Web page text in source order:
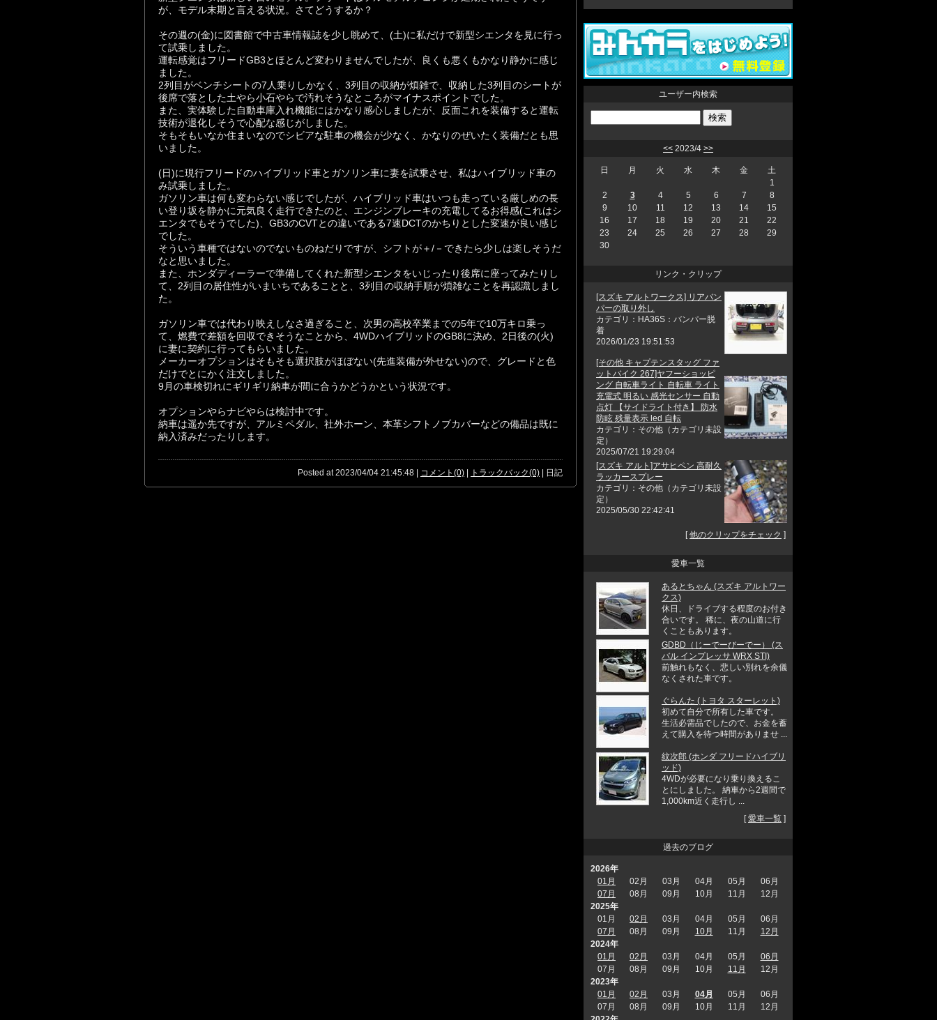
が、モデル末期と言える状況。さてどうするか？
その週の(金)に図書館で中古車情報誌を少し眺めて、(土)に私だけで新型シエンタを見に行っ
て試乗しました。
運転感覚はフリードGB3とほとんど変わりませんでしたが、良くも悪くもかなり静かに感じ
ました。
2列目がベンチシートの7人乗りしかなく、3列目の収納が煩雑で、収納した3列目のシートが
後席で落とした土やら小石やらで汚れそうなところがマイナスポイントでした。
また、実体験した自動車庫入れ機能にはかなり感心しましたが、反面これを装備すると運転
技術が退化しそうで心配な感じがしました。
そもそもいなか住まいなのでシビアな駐車の機会が少なく、かなりのぜいたく装備だとも思
いました。
(日)に現行フリードのハイブリッド車とガソリン車に妻を試乗させ、私はハイブリッド車の
み試乗しました。
ガソリン車は何も変わらない感じでしたが、ハイブリッド車はいつも走っている厳しめの長
い登り坂を静かに元気良く走行できたのと、エンジンブレーキの充電してるお得感(これはシ
エンタでもそうでした)、GB3のCVTとの違いである7速DCTのかちりとした変速が良い感じ
でした。
そういう車種ではないのでないものねだりですが、シフトが＋/－できたら少しは楽しそうだ
なと思いました。
また、ホンダディーラーで準備してくれた新型シエンタをいじったり後席に座ってみたりし
て、2列目の居住性がいまいちであることと、3列目の収納手順が煩雑なことを再認識しまし
た。
ガソリン車では代わり映えしなさ過ぎること、次男の高校卒業までの5年で10万キロ乗っ
て、燃費で差額を回収できそうなことから、4WDハイブリッドのGB8に決め、2日後の(火)
に妻に契約に行ってもらいました。
メーカーオプションはそもそも選択肢がほぼない(先進装備が外せない)ので、グレードと色
だけでとにかく注文しました。
9月の車検切れにギリギリ納車が間に合うかどうかという状況です。
オプションやらナビやらは検討中です。
納車は遥か先ですが、アルミペダル、社外ホーン、本革シフトノブカバーなどの備品は既に
納入済みだったりします。
Posted at 2023/04/04 21:45:48 | コメント(0) | トラックバック(0) | 日記
ユーザー内検索
<< 2023/4 >>
日 月 火 水 木 金
土
1
2
3 4 5 6 7
8
9
10 11 12 13 14
15
16
17 18 19 20 21
22
23
24 25 26 27 28
29
30
リンク・クリップ
[スズキ アルトワークス] リアバン
パーの取り外し
カテゴリ：HA36S：バンパー脱
着
2026/01/23 19:51:53
[その他 キャプテンスタッグ ファ
ットバイク 267]ヤフーショッピ
ング 自転車ライト 自転車 ライト
充電式 明るい 感光センサー 自動
点灯 【サイドライト付き】 防水
防眩 残量表示 led 自転
カテゴリ：その他（カテゴリ未設
定）
2025/07/21 19:29:04
[スズキ アルト]アサヒペン 高耐久
ラッカースプレー
カテゴリ：その他（カテゴリ未設
定）
2025/05/30 22:42:41
[他のクリップをチェック ]
愛車一覧
あるとちゃん (スズキ アルトワー
クス)
休日、ドライブする程度のお付き
合いです。 稀に、夜の山道に行
くこともあります。
GDBD（じーでーびーでー） (ス
バル インプレッサ WRX STI)
前触れもなく、悲しい別れを余儀
なくされた車です。
ぐらんた (トヨタ スターレット)
初めて自分で所有した車です。
生活必需品でしたので、お金を蓄
えて購入を待つ時間がありませ ...
紋次郎 (ホンダ フリードハイブリ
ッド)
4WDが必要になり乗り換えるこ
とにしました。 納車から2週間で
1,000km近く走行し ...
[愛車一覧 ]
過去のブログ
2026年
01月
02月 03月 04月 05月
06月
07月
08月 09月 10月 11月
12月
2025年
01月
02月 03月 04月 05月
06月
07月
08月 09月 10月 11月
12月
2024年
01月
02月 03月 04月 05月
06月
07月
08月 09月 10月 11月
12月
2023年
01月
02月 03月 04月 05月
06月
07月
08月 09月 10月 11月
12月